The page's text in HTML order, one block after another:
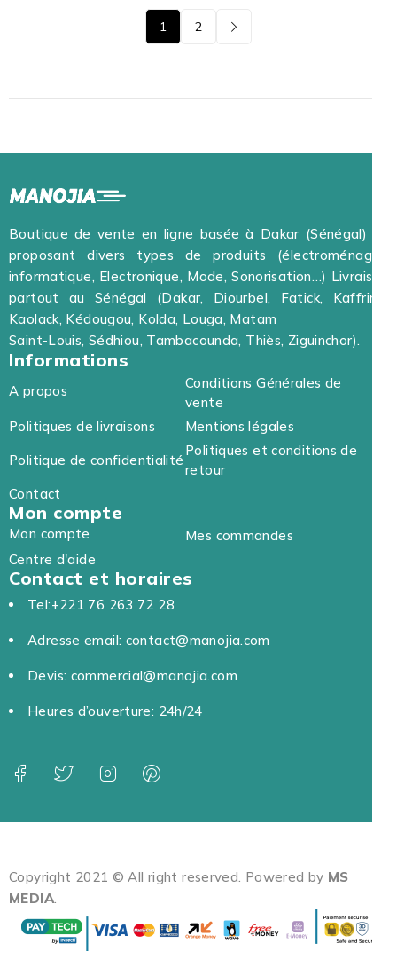
1 2
Boutique de vente en ligne basée à Dakar (Sénégal) et
proposant divers types de produits (électroménager,
informatique, Electronique, Mode, Sonorisation…) Livraison
partout au Sénégal (Dakar, Diourbel, Fatick, Kaffrine,
Kaolack, Kédougou, Kolda, Louga, Matam
Saint-Louis, Sédhiou, Tambacounda, Thiès, Ziguinchor).
Informations
A propos
Conditions Générales de
vente
Politiques de livraisons
Mentions légales
Politique de confidentialité
Politiques et conditions de
retour
Contact
Mon compte
Mon compte
Mes commandes
Centre d'aide
Contact et horaires
Tel:+221 76 263 72 28
Adresse email: contact@manojia.com
Devis: commercial@manojia.com
Heures d’ouverture: 24h/24
Copyright 2021 © All right reserved. Powered by MS
MEDIA.